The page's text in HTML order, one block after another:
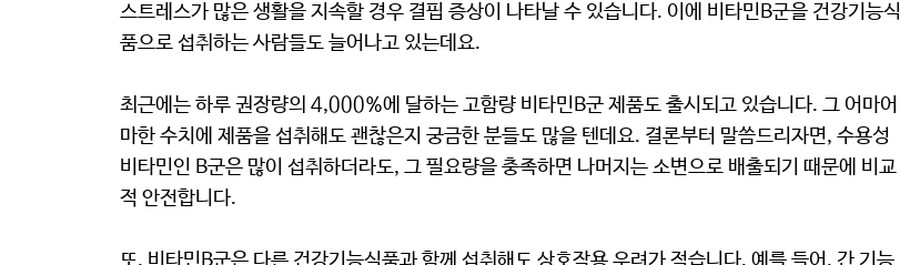
스트레스가 많은 생활을 지속할 경우 결핍 증상이 나타날 수 있습니다. 이에 비타민B군을 건강기능식
품으로 섭취하는 사람들도 늘어나고 있는데요.
최근에는 하루 권장량의 4,000%에 달하는 고함량 비타민B군 제품도 출시되고 있습니다. 그 어마어
마한 수치에 제품을 섭취해도 괜찮은지 궁금한 분들도 많을 텐데요. 결론부터 말씀드리자면, 수용성
비타민인 B군은 많이 섭취하더라도, 그 필요량을 충족하면 나머지는 소변으로 배출되기 때문에 비교
적 안전합니다.